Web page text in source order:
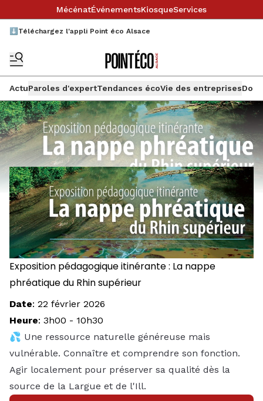
MécénatÉvénementsKiosqueServices
⬇️Téléchargez l'appli Point éco Alsace
ActuParoles d'expertTendances écoVie des entreprises
Exposition pédagogique itinérante : La nappe
phréatique du Rhin supérieur
Date: 22 février 2026
Heure: 3h00 - 10h30
💦 Une ressource naturelle généreuse mais
vulnérable. Connaître et comprendre son fonction.
Agir localement pour préserver sa qualité dès la
source de la Largue et de l'Ill.